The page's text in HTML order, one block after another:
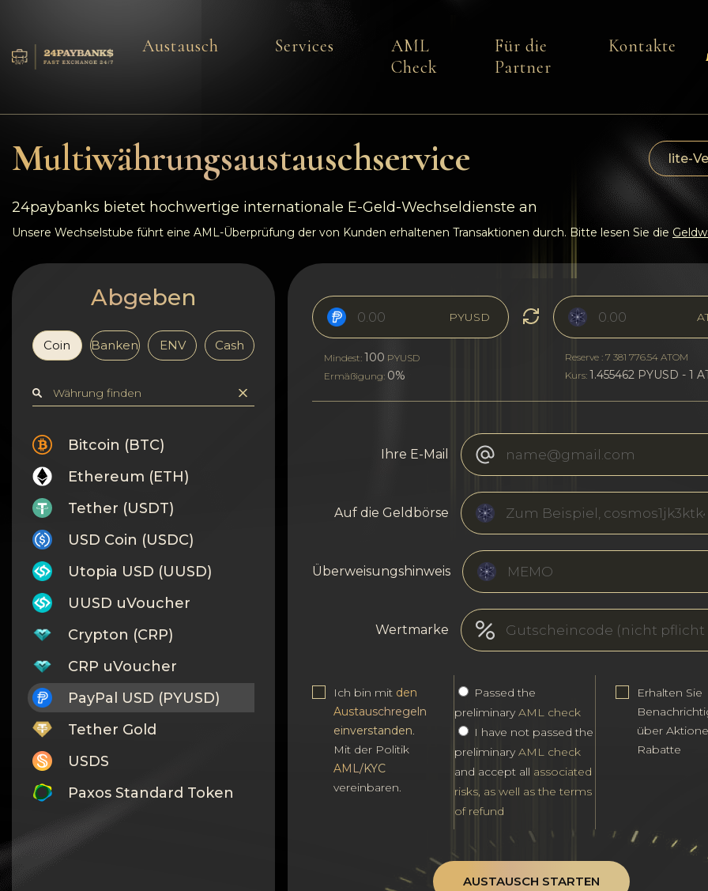
Reserven
Feedback
Regeln
AML/CFT
Vertraulichkeit
Kontakte
Wiki
FAQ
Ruf
Standortkarte
Austausch Services
AML
Check
Für die
Partner
Kontakte
Multiwährungsaustauschservice lite-
24paybanks bietet hochwertige internationale E-Geld-Wechseldienste an
Unsere Wechselstube führt eine AML-Überprüfung der von Kunden erhaltenen Transaktionen durch. Bitte lesen Sie die
Abgeben
Coin Banken ENV Cash
Bitcoin (BTC)
Ethereum (ETH)
Tether (USDT)
USD Coin (USDC)
Utopia USD (UUSD)
UUSD uVoucher
Crypton (CRP)
CRP uVoucher
PayPal USD (PYUSD)
Tether Gold
USDS
Paxos Standard Token
PYUSD
Mindest: 100 PYUSD
Ermäßigung: 0%
Reserve : 7 381 776.54 ATOM
Kurs: 1.455462 PYUSD - 1
Ihre E-Mail
Auf die Geldbörse
Überweisungshinweis
Wertmarke
Ich bin mit den
Austauschregeln
einverstanden.
Mit der Politik
AML/KYC
vereinbaren.
Passed the
preliminary AML check
I have not passed the
preliminaryAML check
and accept all associated
risks, as well as the terms
of refund
Erhalten Sie
über
Rabatte
AUSTAUSCH STARTEN